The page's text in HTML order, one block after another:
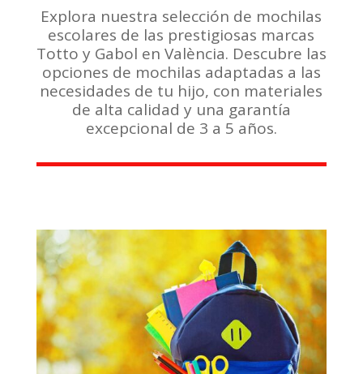
Explora nuestra selección de mochilas
escolares de las prestigiosas marcas
Totto y Gabol en València. Descubre las
opciones de mochilas adaptadas a las
necesidades de tu hijo, con materiales
de alta calidad y una garantía
excepcional de 3 a 5 años.